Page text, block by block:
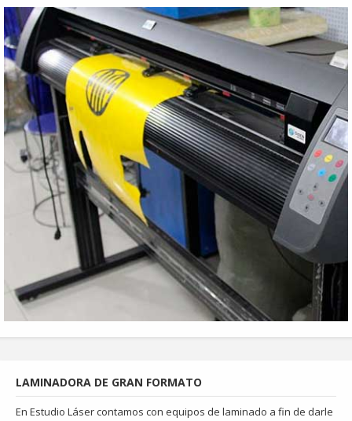
LAMINADORA DE GRAN FORMATO
En Estudio Láser contamos con equipos de laminado a fin de darle